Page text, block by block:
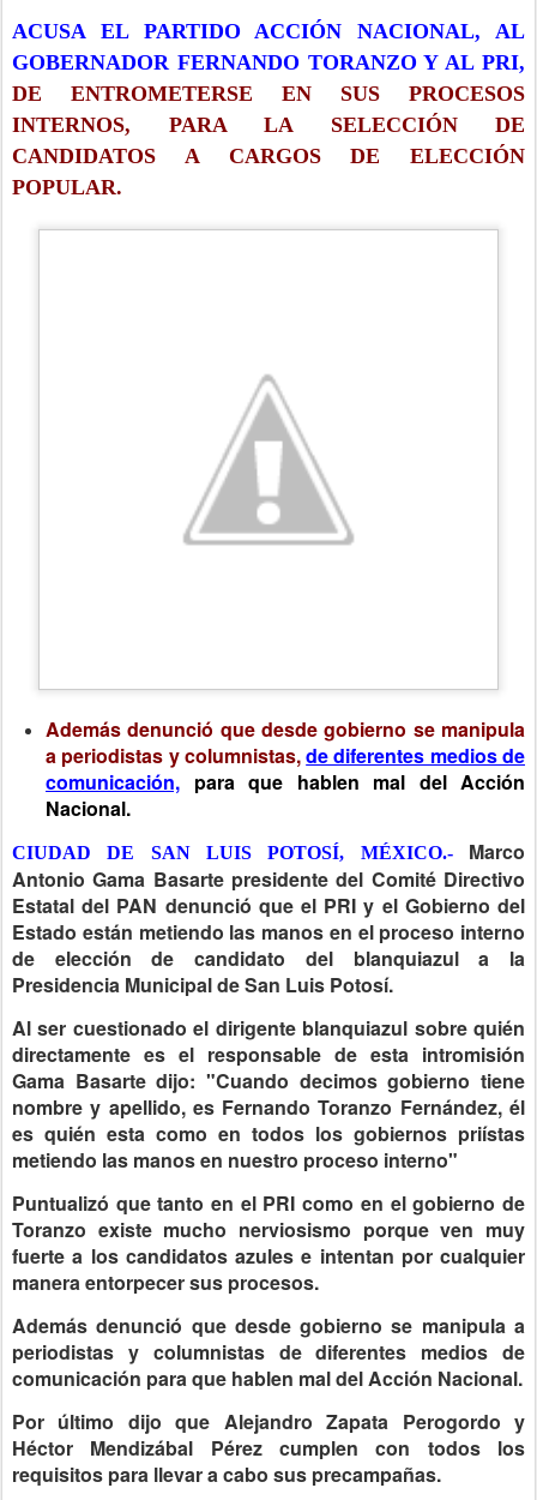
ACUSA EL PARTIDO ACCIÓN NACIONAL, AL
GOBERNADOR FERNANDO TORANZO Y AL PRI,
DE ENTROMETERSE EN SUS PROCESOS
INTERNOS, PARA LA SELECCIÓN DE
CANDIDATOS A CARGOS DE ELECCIÓN
POPULAR.
Además denunció que desde gobierno se manipula
a periodistas y columnistas,de diferentes medios de
comunicación, para que hablen mal del Acción
Nacional.
CIUDAD DE SAN LUIS POTOSÍ, MÉXICO.-Marco
Antonio Gama Basarte presidente del Comité Directivo
Estatal del PAN denunció que el PRI y el Gobierno del
Estado están metiendo las manos en el proceso interno
de elección de candidato del blanquiazul a la
Presidencia Municipal de San Luis Potosí.
Al ser cuestionado el dirigente blanquiazul sobre quién
directamente es el responsable de esta intromisión
Gama Basarte dijo: "Cuando decimos gobierno tiene
nombre y apellido, es Fernando Toranzo Fernández, él
es quién esta como en todos los gobiernos priístas
metiendo las manos en nuestro proceso interno"
Puntualizó que tanto en el PRI como en el gobierno de
Toranzo existe mucho nerviosismo porque ven muy
fuerte a los candidatos azules e intentan por cualquier
manera entorpecer sus procesos.
Además denunció que desde gobierno se manipula a
periodistas y columnistas de diferentes medios de
comunicación para que hablen mal del Acción Nacional.
Por último dijo que Alejandro Zapata Perogordo y
Héctor Mendizábal Pérez cumplen con todos los
requisitos para llevar a cabo sus precampañas.